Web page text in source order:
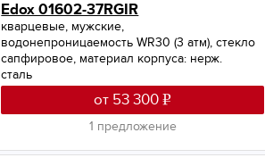
Edox 01602-37RGIR
кварцевые, мужские,
водонепроницаемость WR30 (3 атм), стекло
сапфировое, материал корпуса: нерж.
сталь
от 53 300
1 предложение